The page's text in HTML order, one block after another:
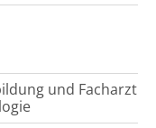
und Facharzt